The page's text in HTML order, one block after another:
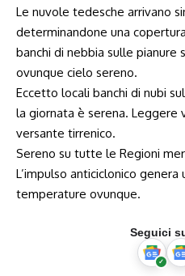
Le nuvole tedesche arrivano
determinandone una
banchi di nebbia sulle pianure
ovunque cielo sereno.
Eccetto locali banchi di nubi
la giornata è serena. Leggere
versante tirrenico.
Sereno su tutte le Regioni
L’impulso anticiclonico
temperature ovunque.
Seguici